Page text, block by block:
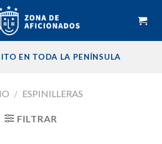
EN TODA LA PENÍNSULA
/ ESPINILLERAS
FILTRAR